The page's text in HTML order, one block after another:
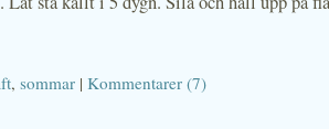
, sommar | Kommentarer (7)